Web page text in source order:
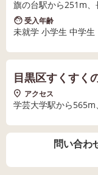
旗の台駅から251m
受入年齢
未就学 小学生 中学生
目黒区すくすく
アクセス
学芸大学駅から
問い合わ